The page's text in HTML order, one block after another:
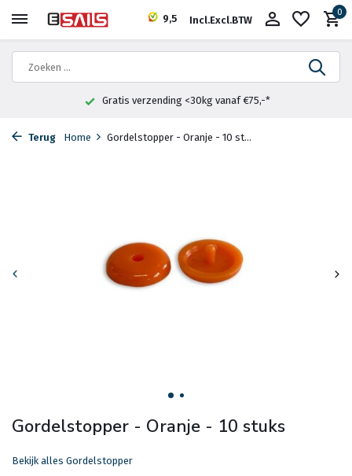
9,5 Incl.Excl.BTW
0
Gratis verzending <30kg vanaf €75,-*
Terug Home Gordelstopper - Oranje - 10 st...
Gordelstopper - Oranje - 10 stuks
Bekijk alles Gordelstopper